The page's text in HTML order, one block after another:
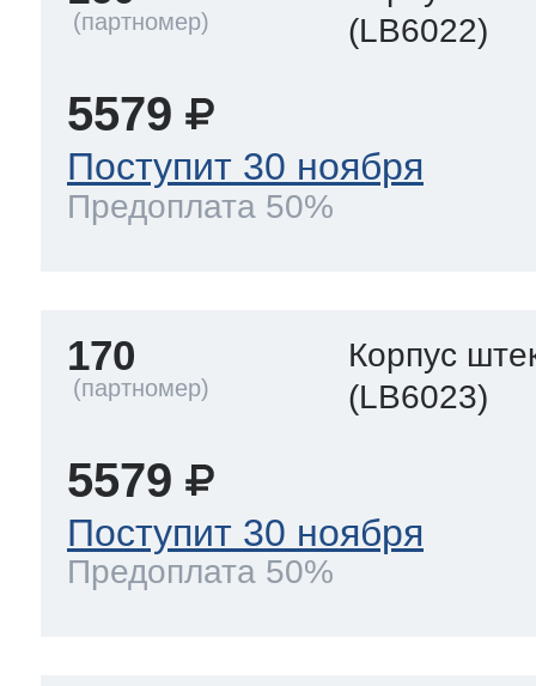
(LB6022)
5579
Поступит 30 ноября
Предоплата 50%
170
Корпус
(LB6023)
5579
Поступит 30 ноября
Предоплата 50%